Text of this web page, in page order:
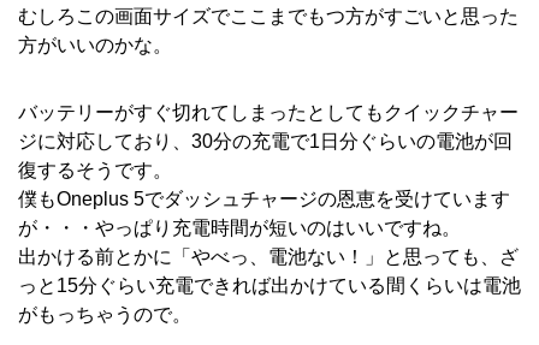
むしろこの画面サイズでここまでもつ方がすごいと思った
方がいいのかな。
バッテリーがすぐ切れてしまったとしてもクイックチャー
ジに対応しており、30分の充電で1日分ぐらいの電池が回
復するそうです。
僕もOneplus 5でダッシュチャージの恩恵を受けています
が・・・やっぱり充電時間が短いのはいいですね。
出かける前とかに「やべっ、電池ない！」と思っても、ざ
っと15分ぐらい充電できれば出かけている間くらいは電池
がもっちゃうので。